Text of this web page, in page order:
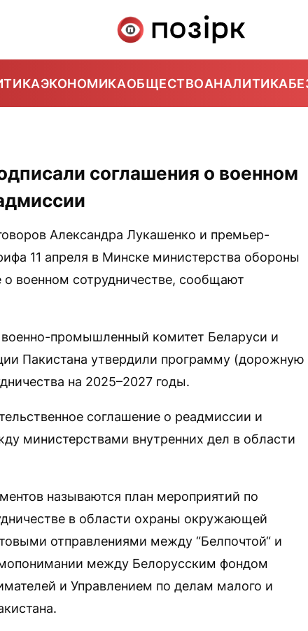
ЭКОНОМИКАОБЩЕСТВОАНАЛИТИКА
соглашения о военном
Александра Лукашенко и премьер-
11 апреля в Минске министерства обороны
военном сотрудничестве, сообщают
промышленный комитет Беларуси и
Пакистана утвердили программу (дорожную
на 2025–2027 годы.
соглашение о реадмиссии и
министерствами внутренних дел в области
называются план мероприятий по
в области охраны окружающей
отправлениями между “Белпочтой“ и
между Белорусским фондом
и Управлением по делам малого и